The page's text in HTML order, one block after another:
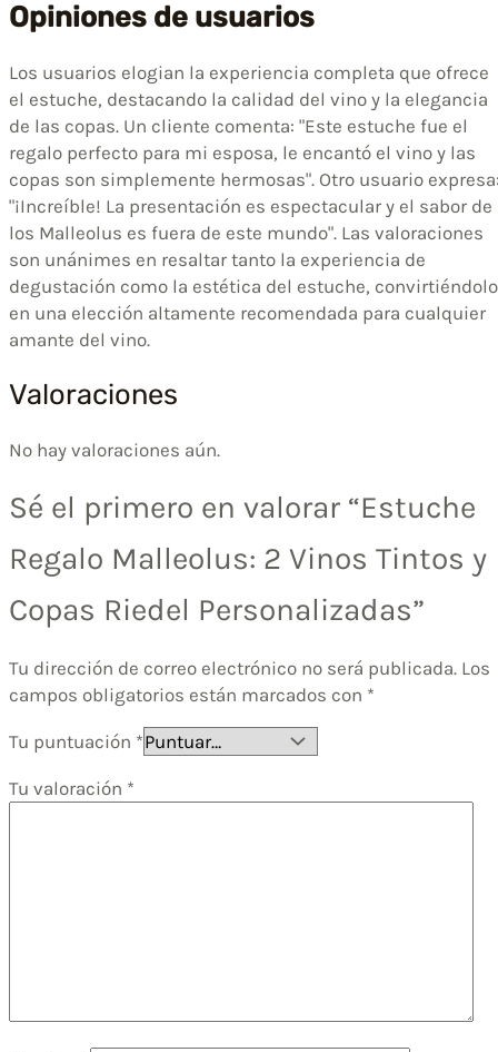
Opiniones de usuarios
Los usuarios elogian la experiencia completa que ofrece
el estuche, destacando la calidad del vino y la elegancia
de las copas. Un cliente comenta: "Este estuche fue el
regalo perfecto para mi esposa, le encantó el vino y las
copas son simplemente hermosas". Otro usuario
"¡Increíble! La presentación es espectacular y el sabor de
los Malleolus es fuera de este mundo". Las valoraciones
son unánimes en resaltar tanto la experiencia de
degustación como la estética del estuche, convirtiéndolo
en una elección altamente recomendada para cualquier
amante del vino.
Valoraciones
No hay valoraciones aún.
Sé el primero en valorar “Estuche
Regalo Malleolus: 2 Vinos Tintos y
Copas Riedel Personalizadas”
Tu dirección de correo electrónico no será publicada. Los
campos obligatorios están marcados con *
Tu puntuación *
Tu valoración *